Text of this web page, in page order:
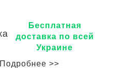
Бесплатная
доставка по всей
Украине
Подробнее >>